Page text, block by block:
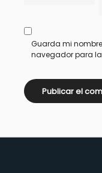
Guarda mi
navegador para